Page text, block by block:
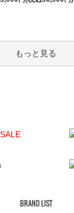
もっと見る
BRAND LIST